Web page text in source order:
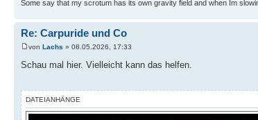
Some say that my scrotum has its own gravity field and when Im
Re: Carpuride und Co
von Lachs » 08.05.2026, 17:33
Schau mal hier. Vielleicht kann das helfen.
DATEIANHÄNGE